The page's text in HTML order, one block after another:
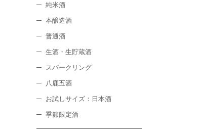
純米酒
本醸造酒
普通酒
生酒・生貯蔵酒
スパークリング
八鹿五酒
お試しサイズ：日本酒
季節限定酒